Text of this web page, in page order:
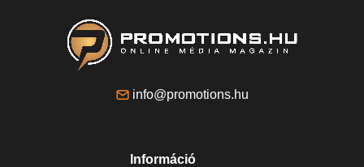
info@promotions.hu
Információ